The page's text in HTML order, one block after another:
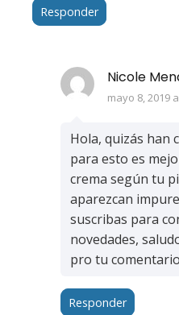
Responder
Nicole
mayo 8, 2019
Hola, quizás han
para esto es
crema según tu
aparezcan
suscribas para
novedades,
pro tu
Responder